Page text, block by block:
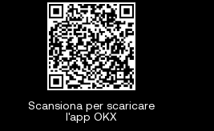
Scansiona per scaricare
l'app OKX